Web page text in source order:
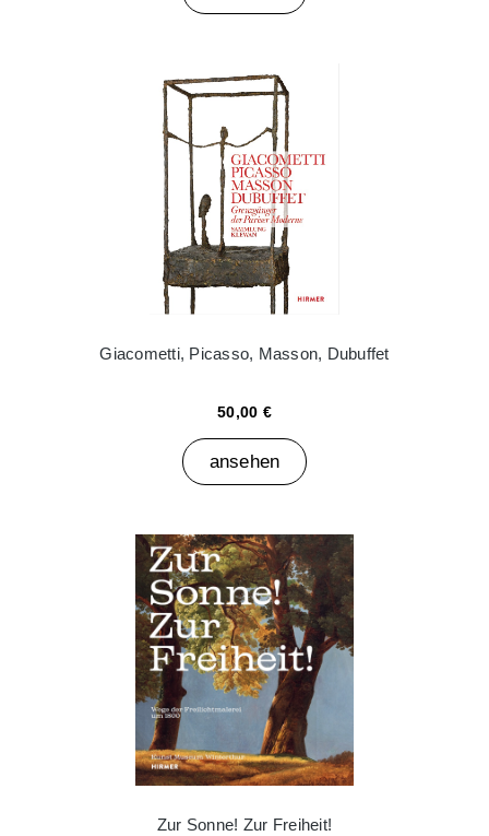
Giacometti, Picasso, Masson, Dubuffet
50,00 €
ansehen
Zur Sonne! Zur Freiheit!